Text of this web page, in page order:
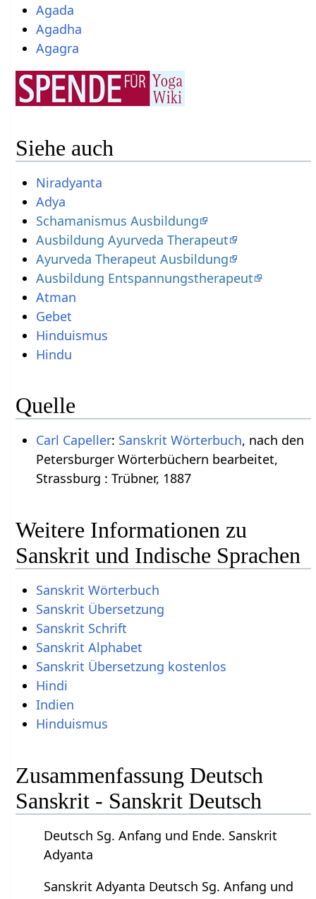
Agada
Agadha
Agagra
Siehe auch
Niradyanta
Adya
Schamanismus Ausbildung
Ausbildung Ayurveda Therapeut
Ayurveda Therapeut Ausbildung
Ausbildung Entspannungstherapeut
Atman
Gebet
Hinduismus
Hindu
Quelle
Carl Capeller: Sanskrit Wörterbuch, nach den
Petersburger Wörterbüchern bearbeitet,
Strassburg : Trübner, 1887
Weitere Informationen zu
Sanskrit und Indische Sprachen
Sanskrit Wörterbuch
Sanskrit Übersetzung
Sanskrit Schrift
Sanskrit Alphabet
Sanskrit Übersetzung kostenlos
Hindi
Indien
Hinduismus
Zusammenfassung Deutsch
Sanskrit - Sanskrit Deutsch
Deutsch Sg. Anfang und Ende. Sanskrit
Adyanta
Sanskrit Adyanta Deutsch Sg. Anfang und